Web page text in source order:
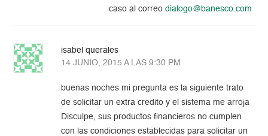
caso al correodialogo@banesco.com
isabel querales
14 JUNIO, 2015 A LAS 9:30 PM
buenas noches mi pregunta es la siguiente trato
de solicitar un extra credito y el sistema me arroja
Disculpe, sus productos financieros no cumplen
con las condiciones establecidas para solicitar un